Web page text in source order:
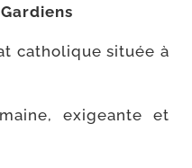
catho­lique située à
exi­geante et